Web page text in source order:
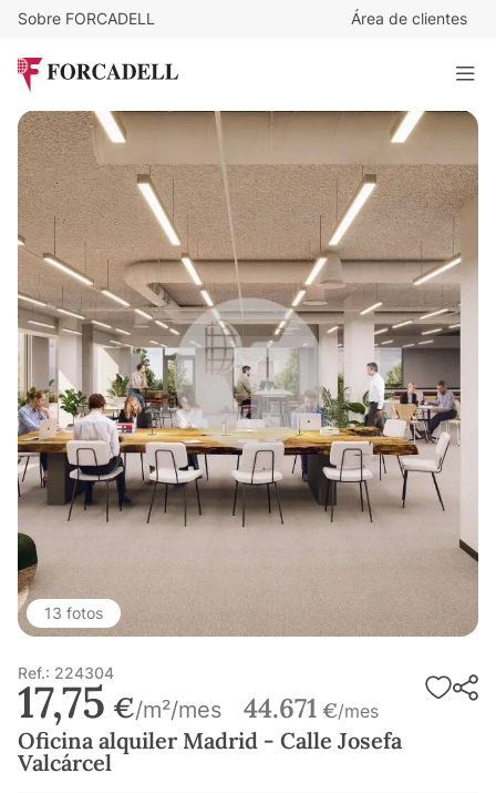
Sobre FORCADELL Área de clientes
Oficina alquiler Madrid - Calle Josefa Valcárcel
2.516 m²
13 fotos
Ref.: 224304
17,75 €/m²/mes 44.671 €/mes
Oficina alquiler Madrid - Calle Josefa
Valcárcel